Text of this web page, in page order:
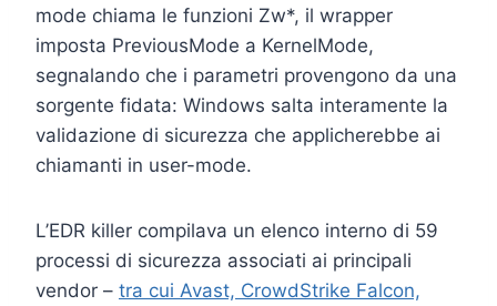
mode chiama le funzioni Zw*, il wrapper
imposta PreviousMode a KernelMode,
segnalando che i parametri provengono da una
sorgente fidata: Windows salta interamente la
validazione di sicurezza che applicherebbe ai
chiamanti in user-mode.
L’EDR killer compilava un elenco interno di 59
processi di sicurezza associati ai principali
vendor – tra cui Avast, CrowdStrike Falcon,